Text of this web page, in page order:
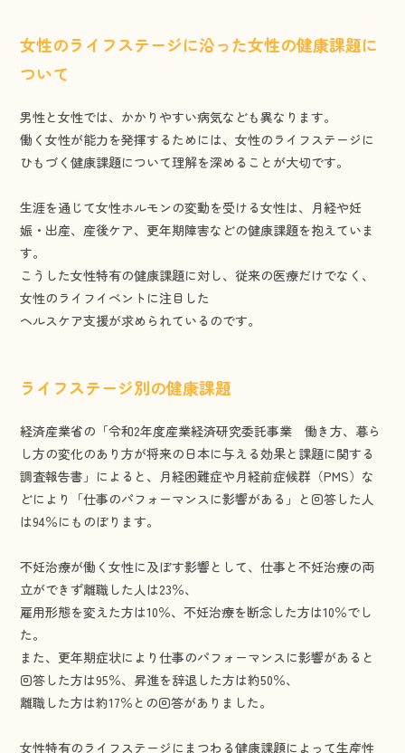
女性のライフステージに沿った女性の健康課題に
ついて
男性と女性では、かかりやすい病気なども異なります。
働く女性が能力を発揮するためには、女性のライフステージに
ひもづく健康課題について理解を深めることが大切です。
生涯を通じて女性ホルモンの変動を受ける女性は、月経や妊
娠・出産、産後ケア、更年期障害などの健康課題を抱えていま
す。
こうした女性特有の健康課題に対し、従来の医療だけでなく、
女性のライフイベントに注目した
ヘルスケア支援が求められているのです。
ライフステージ別の健康課題
経済産業省の「令和2年度産業経済研究委託事業 働き方、暮ら
し方の変化のあり方が将来の日本に与える効果と課題に関する
調査報告書」によると、月経困難症や月経前症候群（PMS）な
どにより「仕事のパフォーマンスに影響がある」と回答した人
は94％にものぼります。
不妊治療が働く女性に及ぼす影響として、仕事と不妊治療の両
立ができず離職した人は23％、
雇用形態を変えた方は10％、不妊治療を断念した方は10％でし
た。
また、更年期症状により仕事のパフォーマンスに影響があると
回答した方は95％、昇進を辞退した方は約50％、
離職した方は約17％との回答がありました。
女性特有のライフステージにまつわる健康課題によって生産性